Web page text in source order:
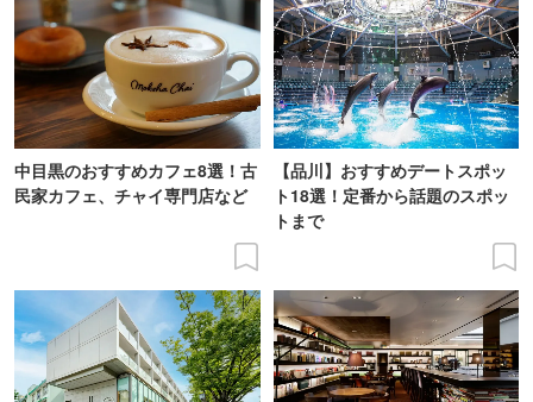
中目黒のおすすめカフェ8選！古
民家カフェ、チャイ専門店など
【品川】おすすめデートスポッ
ト18選！定番から話題のスポッ
トまで